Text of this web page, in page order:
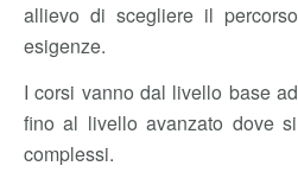
allievo di scegliere il
esigenze.
I corsi vanno dal livello base
fino al livello avanzato dove
complessi.